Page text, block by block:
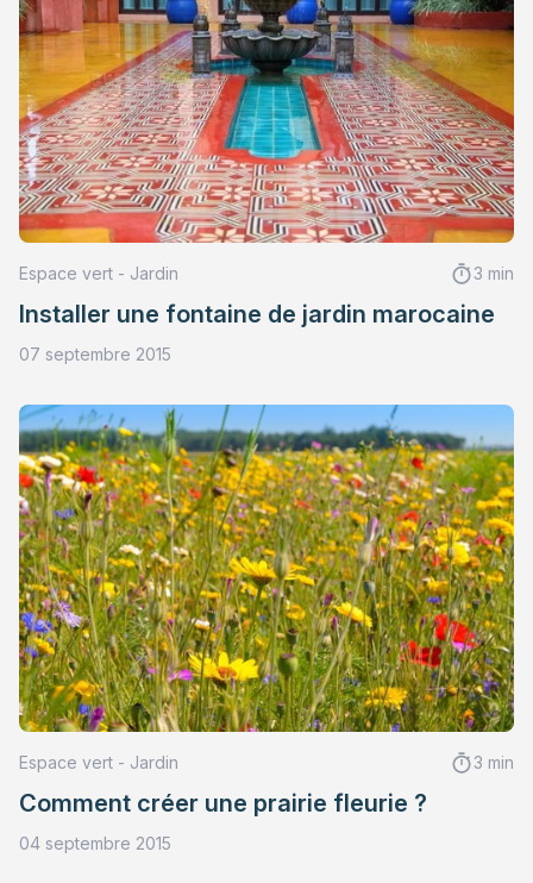
Espace vert - Jardin 3 min
Installer une fontaine de jardin marocaine
07 septembre 2015
Espace vert - Jardin 3 min
Comment créer une prairie fleurie ?
04 septembre 2015